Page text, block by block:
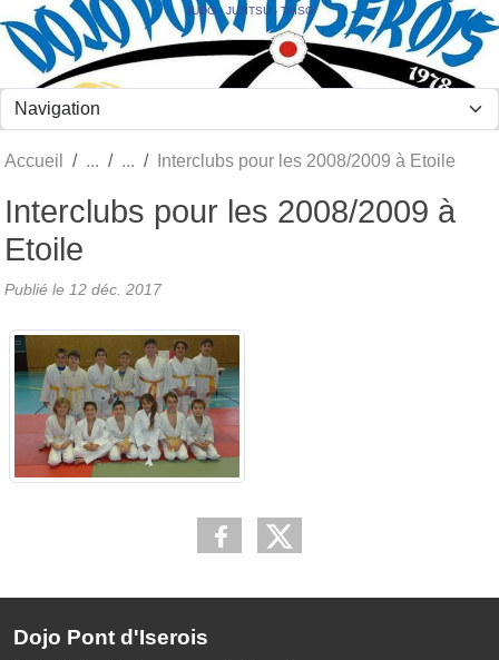
JUDO - JUJITSU - TAÏSO
Accueil Interclubs pour les 2008/2009 à Etoile
Interclubs pour les 2008/2009 à
Etoile
Publié le 12 déc. 2017
Dojo Pont d'Iserois
Panneau de gestion des cookies